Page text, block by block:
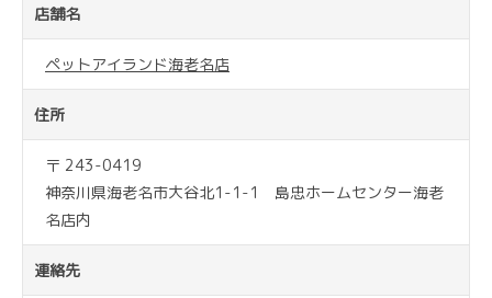
店舗名
ペットアイランド海老名店
住所
〒 243-0419
神奈川県海老名市大谷北1-1-1 島忠ホームセンター海老
名店内
連絡先